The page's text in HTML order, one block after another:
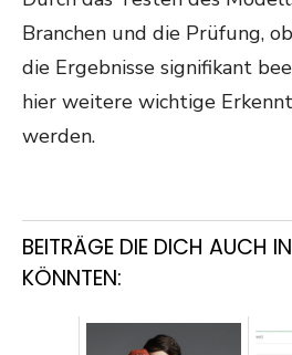
Branchen und die Prüfung,
die Ergebnisse signifikant
hier weitere wichtige
werden.
BEITRÄGE DIE DICH AUCH
KÖNNTEN: